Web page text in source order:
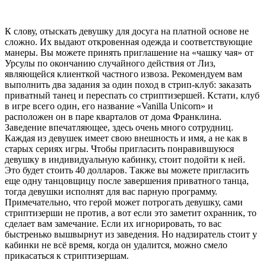
К слову, отыскать девушку для досуга на платной основе не
сложно. Их выдают откровенная одежда и соответствующие
манеры. Вы можете принять приглашение на «чашку чая» от
Урсулы по окончанию случайного действия от Лиз,
являющейся клиенткой частного извоза. Рекомендуем вам
выполнить два задания за один поход в стрип-клуб: заказать
приватный танец и переспать со стриптизершей. Кстати, клуб
в игре всего один, его название «Vanilla Unicorn» и
расположен он в паре кварталов от дома Франклина.
Заведение впечатляющее, здесь очень много сотрудниц.
Каждая из девушек имеет свою внешность и имя, а не как в
старых сериях игры. Чтобы пригласить понравившуюся
девушку в индивидуальную кабинку, стоит подойти к ней.
Это будет стоить 40 долларов. Также вы можете пригласить
еще одну танцовщицу после завершения приватного танца,
тогда девушки исполнят для вас парную программу.
Примечательно, что герой может потрогать девушку, сами
стриптизерши не против, а вот если это заметит охранник, то
сделает вам замечание. Если их игнорировать, то вас
быстренько вышвырнут из заведения. Но надзиратель стоит у
кабинки не всё время, когда он удалится, можно смело
прикасаться к стриптизершам.